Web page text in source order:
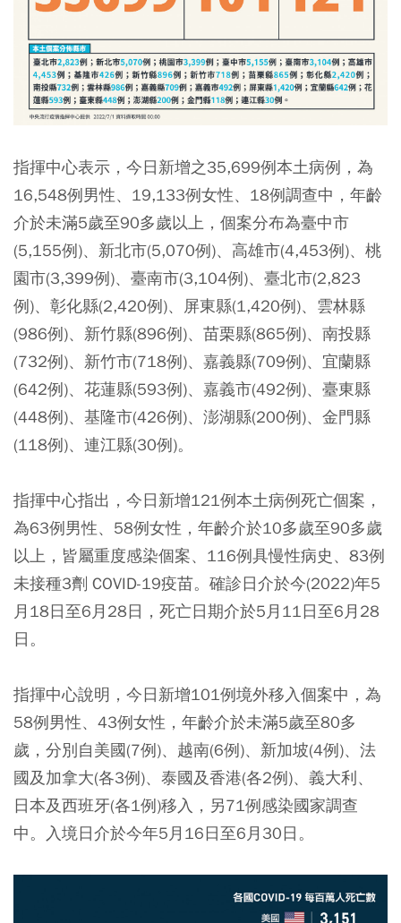
指揮中心表示，今日新增之35,699例本土病例，為
16,548例男性、19,133例女性、18例調查中，年齡
介於未滿5歲至90多歲以上，個案分布為臺中市
(5,155例)、新北市(5,070例)、高雄市(4,453例)、桃
園市(3,399例)、臺南市(3,104例)、臺北市(2,823
例)、彰化縣(2,420例)、屏東縣(1,420例)、雲林縣
(986例)、新竹縣(896例)、苗栗縣(865例)、南投縣
(732例)、新竹市(718例)、嘉義縣(709例)、宜蘭縣
(642例)、花蓮縣(593例)、嘉義市(492例)、臺東縣
(448例)、基隆市(426例)、澎湖縣(200例)、金門縣
(118例)、連江縣(30例)。
指揮中心指出，今日新增121例本土病例死亡個案，
為63例男性、58例女性，年齡介於10多歲至90多歲
以上，皆屬重度感染個案、116例具慢性病史、83例
未接種3劑 COVID-19疫苗。確診日介於今(2022)年5
月18日至6月28日，死亡日期介於5月11日至6月28
日。
指揮中心說明，今日新增101例境外移入個案中，為
58例男性、43例女性，年齡介於未滿5歲至80多
歲，分別自美國(7例)、越南(6例)、新加坡(4例)、法
國及加拿大(各3例)、泰國及香港(各2例)、義大利、
日本及西班牙(各1例)移入，另71例感染國家調查
中。入境日介於今年5月16日至6月30日。